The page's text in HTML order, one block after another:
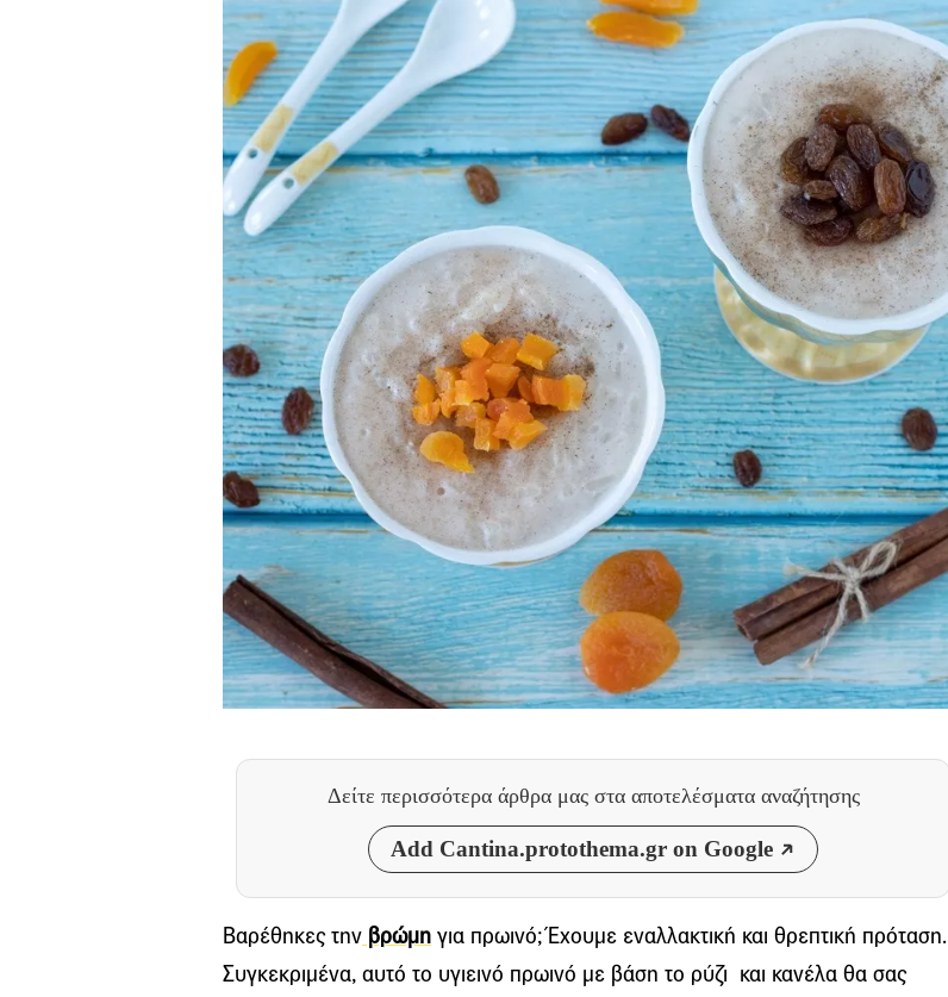
Δείτε περισσότερα άρθρα μας στα αποτελέσματα αναζήτησης
Add Cantina.protothema.gr on Google
Βαρέθηκες την βρώμη για πρωινό; Έχουμε εναλλακτική και θρεπτική πρόταση.
Συγκεκριμένα, αυτό το υγιεινό πρωινό με βάση το ρύζι και κανέλα θα σας